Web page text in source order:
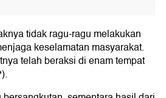
tidak ragu-ragu melakukan
keselamatan masyarakat.
telah beraksi di enam tempat